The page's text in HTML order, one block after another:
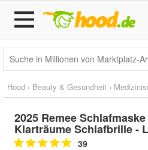
Hood › Beauty & Gesundheit ›
2025 Remee
Klarträume Schlafbrille -
39